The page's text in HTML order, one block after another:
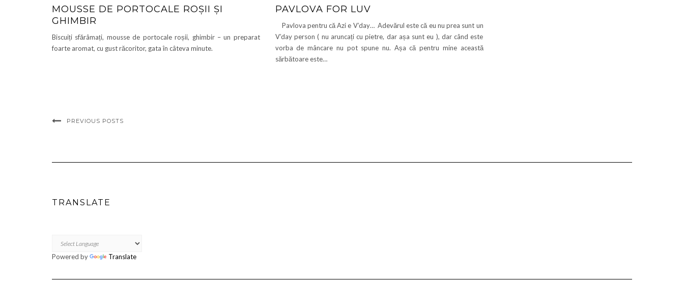
MOUSSE DE PORTOCALE ROȘII ȘI
GHIMBIR
Biscuiți sfărâmați, mousse de portocale roșii, ghimbir – un preparat
foarte aromat, cu gust răcoritor, gata în câteva minute.
PAVLOVA FOR LUV
Pavlova pentru că Azi e V’day… Adevărul este că eu nu prea sunt un
V’day person ( nu aruncați cu pietre, dar așa sunt eu ), dar când este
vorba de mâncare nu pot spune nu. Așa că pentru mine această
sărbătoare este…
PREVIOUS POSTS
TRANSLATE
Powered by Translate